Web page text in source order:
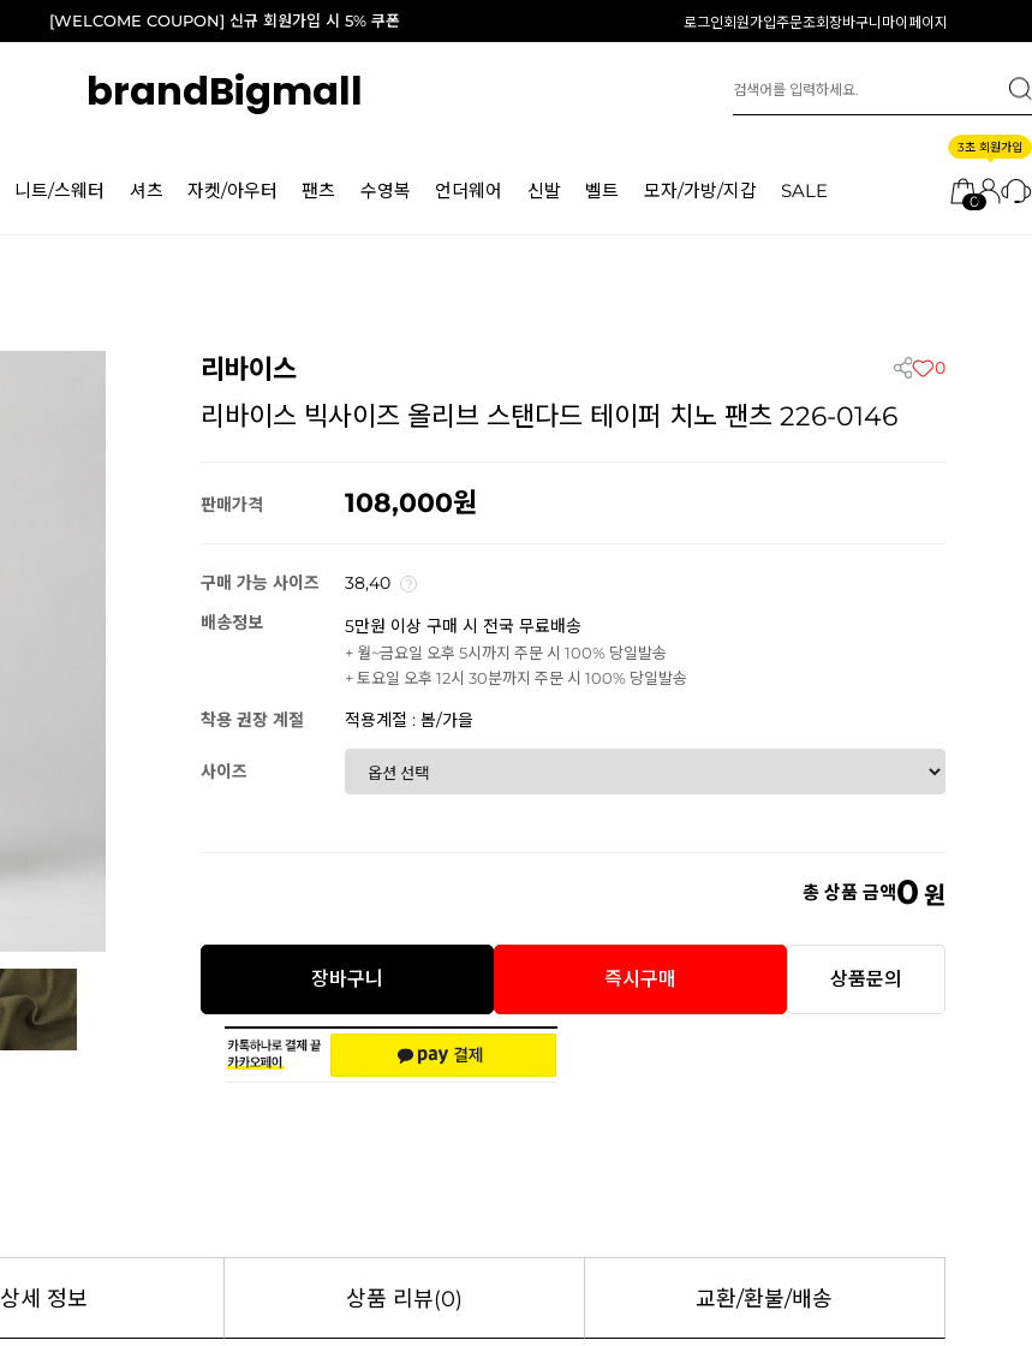
[WELCOME COUPON] 신규 회원가입 시 5% 쿠폰 로그인회원가입주문조회장바구니 마이페이지
brandBigmall
니트/스웨터 셔츠 자켓/아우터 팬츠 수영복 언더웨어 신발 벨트 모자/가방/지갑 SALE 0
3초 회원가입
리바이스 0
리바이스 빅사이즈 올리브 스탠다드 테이퍼 치노 팬츠 226-0146
판매가격 108,000
구매 가능 사이즈
38,40
배송정보
5만원 이상 구매 시 전국 무료배송
+ 월~금요일 오후 5시까지 주문 시 100% 당일발송
+ 토요일 오후 12시 30분까지 주문 시 100% 당일발송
착용 권장 계절 적용계절 : 봄/가을
사이즈
총 상품 금액0 원
장바구니 즉시구매 상품문의
상세 정보 상품 리뷰(0) 교환/환불/배송